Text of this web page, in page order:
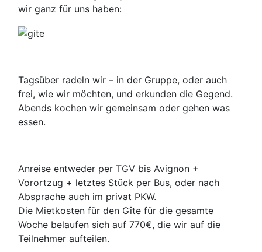
wir ganz für uns haben:
Tagsüber radeln wir – in der Gruppe, oder auch
frei, wie wir möchten, und erkunden die Gegend.
Abends kochen wir gemeinsam oder gehen was
essen.
Anreise entweder per TGV bis Avignon +
Vorortzug + letztes Stück per Bus, oder nach
Absprache auch im privat PKW.
Die Mietkosten für den Gîte für die gesamte
Woche belaufen sich auf 770€, die wir auf die
Teilnehmer aufteilen.